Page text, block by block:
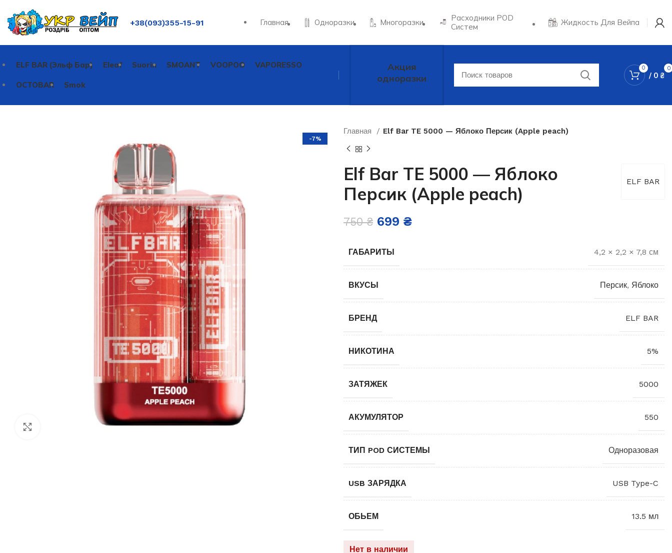
+38(093)355-15-91 Главная Одноразки Многоразки
Расходники POD
Систем
Жидкость Для Вейпа
ELF BAR (Эльф Бар) Eleaf Suorin SMOANT VOOPOO VAPORESSO
OCTOBAR Smok
Акция
одноразки
0 0
/ 0 ₴
-7%
Нажмите, чтобы увеличить
Главная Elf Bar TE 5000 — Яблоко Персик (Apple peach)
ELF BAR
Elf Bar TE 5000 — Яблоко
Персик (Apple peach)
750₴ 699 ₴
ГАБАРИТЫ 4,2 × 2,2 × 7,8 см
ВКУСЫ Персик, Яблоко
БРЕНД ELF BAR
НИКОТИНА 5%
ЗАТЯЖЕК 5000
АКУМУЛЯТОР 550
ТИП POD СИСТЕМЫ Одноразовая
USB ЗАРЯДКА USB Type-C
ОБЬЕМ 13.5 мл
Нет в наличии